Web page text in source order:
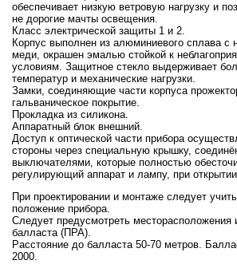
обеспечивает низкую ветровую нагрузку и
не дорогие мачты освещения.
Класс электрической защиты 1 и 2.
Корпус выполнен из алюминиевого сплава с
меди, окрашен эмалью стойкой к
условиям. Защитное стекло выдерживает
температур и механические нагрузки.
Замки, соединяющие части корпуса
гальваническое покрытие.
Прокладка из силикона.
Аппаратный блок внешний.
Доступ к оптической части прибора
стороны через специальную крышку,
выключателями, которые полностью
регулирующий аппарат и лампу, при
При проектировании и монтаже следует
положение прибора.
Следует предусмотреть месторасположения
балласта (ПРА).
Расстояние до балласта 50-70 метров.
2000.